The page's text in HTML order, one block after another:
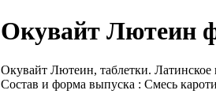
Окувайт Лютеин
Окувайт Лютеин, таблетки.
Состав и форма выпуска : Смесь